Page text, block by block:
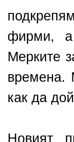
фирми, а
Мерките
времена.
как да
Новият